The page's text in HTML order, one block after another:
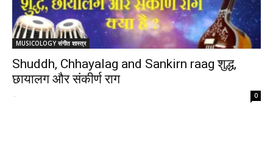
MUSICOLOGY संगीत शास्त्र
Shuddh, Chhayalag and Sankirn raag शुद्ध,
छायालग और संकीर्ण राग
- 0